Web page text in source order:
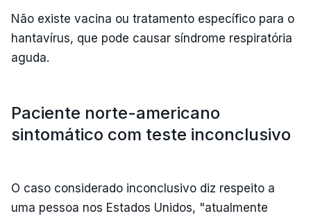
Não existe vacina ou tratamento específico para o
hantavírus, que pode causar síndrome respiratória
aguda.
Paciente norte-americano
sintomático com teste inconclusivo
O caso considerado inconclusivo diz respeito a
uma pessoa nos Estados Unidos, "atualmente